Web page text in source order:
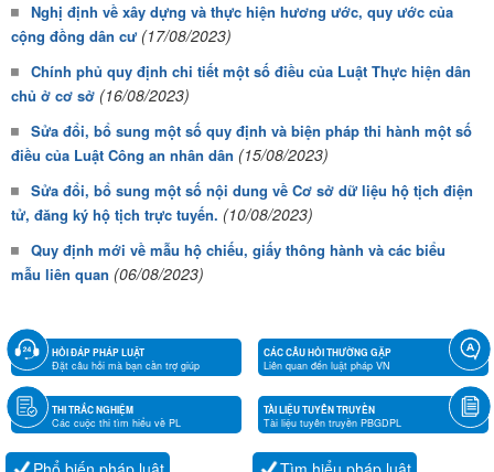
Nghị định về xây dựng và thực hiện hương ước, quy ước của
cộng đồng dân cư (17/08/2023)
Chính phủ quy định chi tiết một số điều của Luật Thực hiện dân
chủ ở cơ sở (16/08/2023)
Sửa đổi, bổ sung một số quy định và biện pháp thi hành một số
điều của Luật Công an nhân dân (15/08/2023)
Sửa đổi, bổ sung một số nội dung về Cơ sở dữ liệu hộ tịch điện
tử, đăng ký hộ tịch trực tuyến. (10/08/2023)
Quy định mới về mẫu hộ chiếu, giấy thông hành và các biểu
mẫu liên quan (06/08/2023)
HỎI ĐÁP PHÁP LUẬT
Đặt câu hỏi mà bạn cần trợ giúp
CÁC CÂU HỎI THƯỜNG GẶP
Liên quan đến luật pháp VN
THI TRẮC NGHIỆM
Các cuộc thi tìm hiểu về PL
TÀI LIỆU TUYÊN TRUYỀN
Tài liệu tuyên truyền PBGDPL